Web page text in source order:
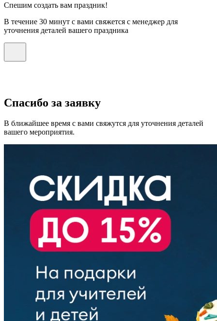
Спешим создать вам праздник!
В течение 30 минут с вами свяжется с менеджер для
уточнения деталей вашего праздника
Спасибо за заявку
В ближайшее время с вами свяжутся для уточнения деталей
вашего мероприятия.